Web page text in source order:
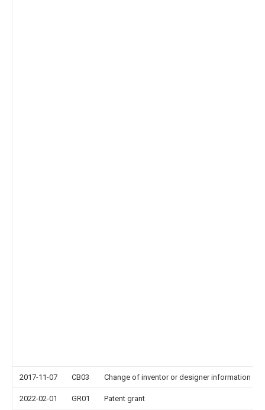
2017-11-07 CB03 Change of inventor or designer information
2022-02-01 GR01 Patent grant